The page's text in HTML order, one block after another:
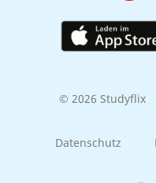
© 2026 Studyflix
Datenschutz